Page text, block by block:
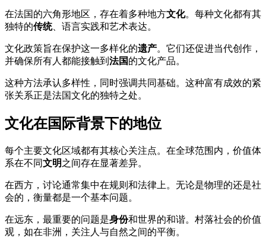
在法国的六角形地区，存在着多种地方文化。每种文化都有其
独特的传统、语言实践和艺术表达。
文化政策旨在保护这一多样化的遗产。它们还促进当代创作，
并确保所有人都能接触到 法国的文化产品。
这种方法承认多样性，同时强调共同基础。这种富有成效的紧
张关系正是法国文化的独特之处。
文化在国际背景下的地位
每个主要文化区域都有其核心关注点。在全球范围内，价值体
系在不同文明之间存在显著差异。
在西方，讨论通常集中在规则和法律上。无论是物理的还是社
会的，衡量都是一个基本问题。
在远东，最重要的问题是身份和世界的和谐。村落社会的价值
观，如在非洲，关注人与自然之间的平衡。